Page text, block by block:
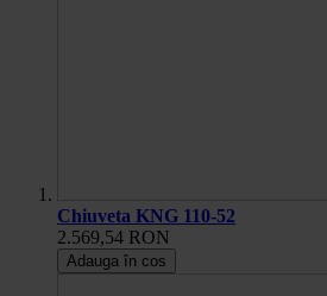
Chiuveta KNG 110-52
2.569,54 RON
Adauga în cos